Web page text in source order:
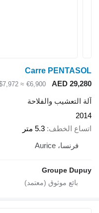
Carre
AED
€6,900
≈ $7,972
والفلاحة
الخطف 5.3 متر
فرنسا، Aurice
Groupe